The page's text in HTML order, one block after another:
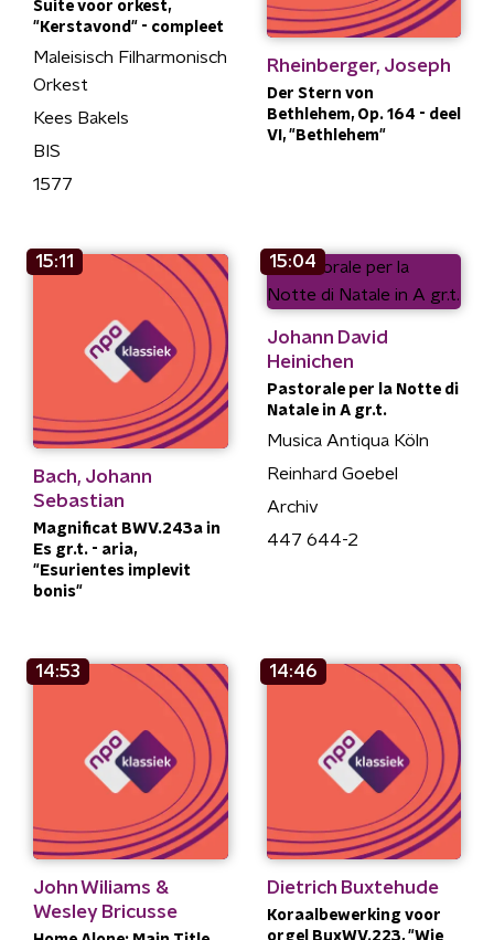
Suite voor orkest,
"Kerstavond" - compleet
Maleisisch Filharmonisch
Orkest
Kees Bakels
BIS
1577
Rheinberger, Joseph
Der Stern von
Bethlehem, Op. 164 - deel
VI, "Bethlehem"
15:11
Bach, Johann
Sebastian
Magnificat BWV.243a in
Es gr.t. - aria,
"Esurientes implevit
bonis"
15:04
Johann David
Heinichen
Pastorale per la Notte di
Natale in A gr.t.
Musica Antiqua Köln
Reinhard Goebel
Archiv
447 644-2
14:53
John Wiliams &
Wesley Bricusse
14:46
Dietrich Buxtehude
Koraalbewerking voor
orgel BuxWV.223, "Wie